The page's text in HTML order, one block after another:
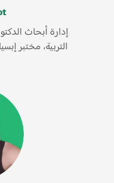
إدارة أبحاث
التربية، مختبر